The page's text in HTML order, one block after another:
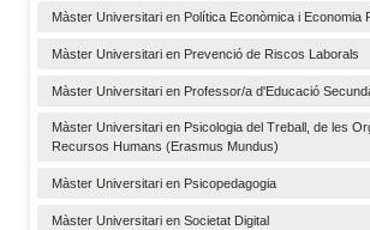
Màster Universitari en Política Econòmica i Economia
Màster Universitari en Prevenció de Riscos Laborals
Màster Universitari en Professor/a d'Educació
Màster Universitari en Psicologia del Treball, de les
Recursos Humans (Erasmus Mundus)
Màster Universitari en Psicopedagogia
Màster Universitari en Societat Digital